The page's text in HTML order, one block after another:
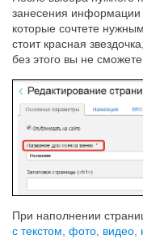
занесения информации
которые сочтете
стоит красная
без этого вы не
При наполнении
с текстом, фото, видео,